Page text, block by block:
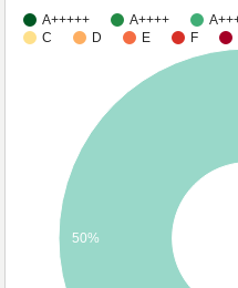
A+++++ A++++
C
D E F
50%